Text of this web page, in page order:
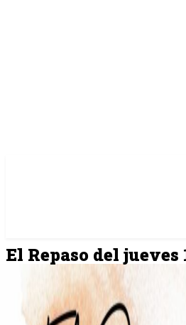
El Repaso del jueves